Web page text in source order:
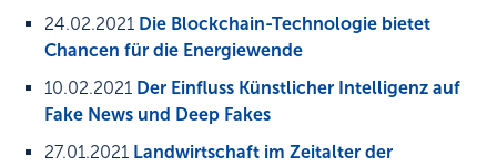
24.02.2021 Die Blockchain-Technologie bietet
Chancen für die Energiewende
10.02.2021 Der Einfluss Künstlicher Intelligenz auf
Fake News und Deep Fakes
27.01.2021 Landwirtschaft im Zeitalter der